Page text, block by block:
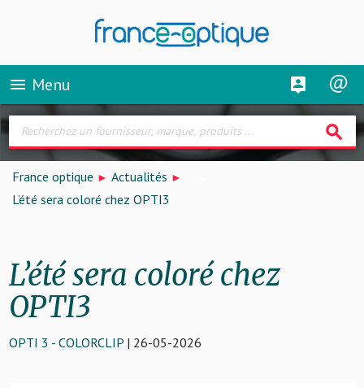
menu Menu
search
France optique
Actualités
L’été sera coloré chez OPTI3
L’été sera coloré chez
OPTI3
OPTI 3 - COLORCLIP| 26-05-2026